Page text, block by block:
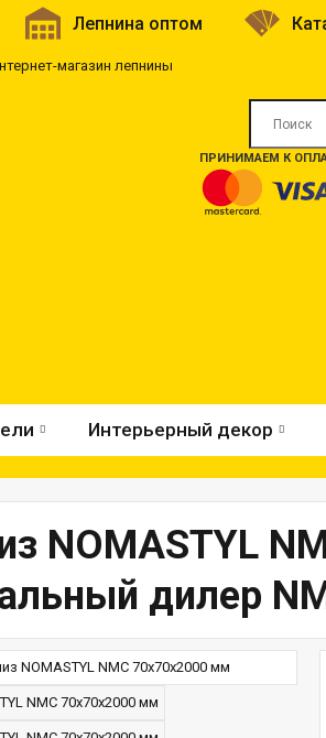
Лепнина оптом
ПРИНИМАЕМ К
Интерьерный декор
NOMASTYL
дилер